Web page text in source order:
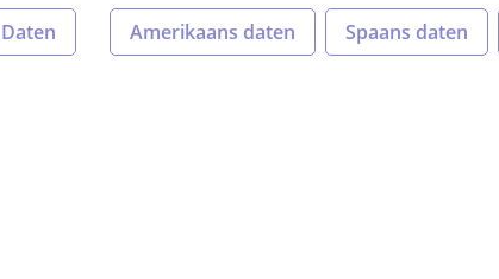
Amerikaans daten Spaans daten